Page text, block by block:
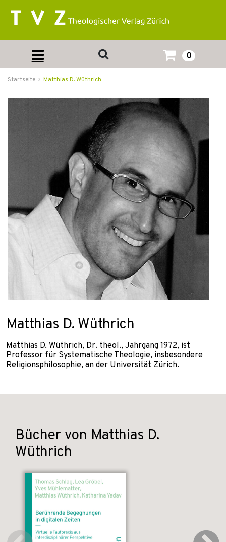
0
Startseite Matthias D. Wüthrich
Matthias D. Wüthrich
Matthias D. Wüthrich, Dr. theol., Jahrgang 1972, ist
Professor für Systematische Theologie, insbesondere
Religionsphilosophie, an der Universität Zürich.
Bücher von Matthias D.
Wüthrich